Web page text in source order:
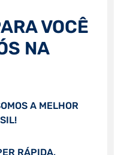
VOCÊ
NA
A MELHOR
RÁPIDA,